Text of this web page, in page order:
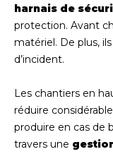
harnais de
protection. Avant
matériel. De plus,
d’incident.
Les chantiers en
réduire
produire en cas de
travers une